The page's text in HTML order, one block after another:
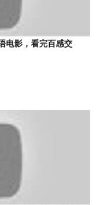
电影，看完百感交